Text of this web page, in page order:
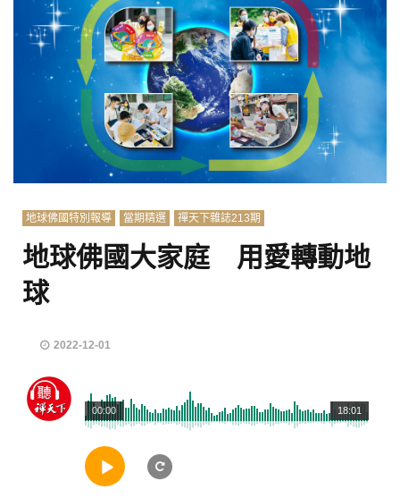
地球佛國特別報導 當期精選 禪天下雜誌213期
地球佛國大家庭 用愛轉動地
球
2022-12-01
18:01
00:00